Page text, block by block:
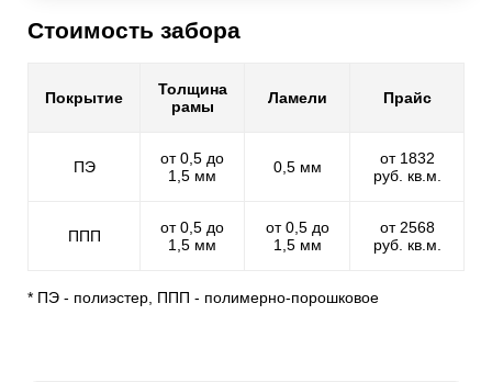
Стоимость забора
Покрытие
Толщина
рамы
Ламели Прайс
ПЭ
от 0,5 до
1,5 мм
0,5 мм
от 1832
руб. кв.м.
ППП
от 0,5 до
1,5 мм
от 0,5 до
1,5 мм
от 2568
руб. кв.м.
* ПЭ - полиэстер, ППП - полимерно-порошковое